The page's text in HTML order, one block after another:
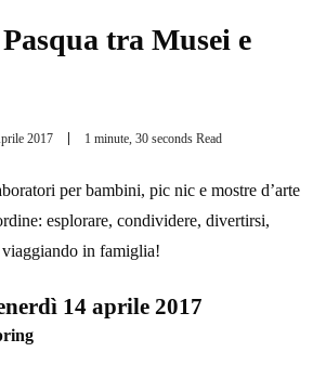
tra Musei e
2017 1 minute, 30 seconds Read
per bambini, pic nic e mostre d’arte
esplorare, condividere, divertirsi,
viaggiando in famiglia!
14 aprile 2017